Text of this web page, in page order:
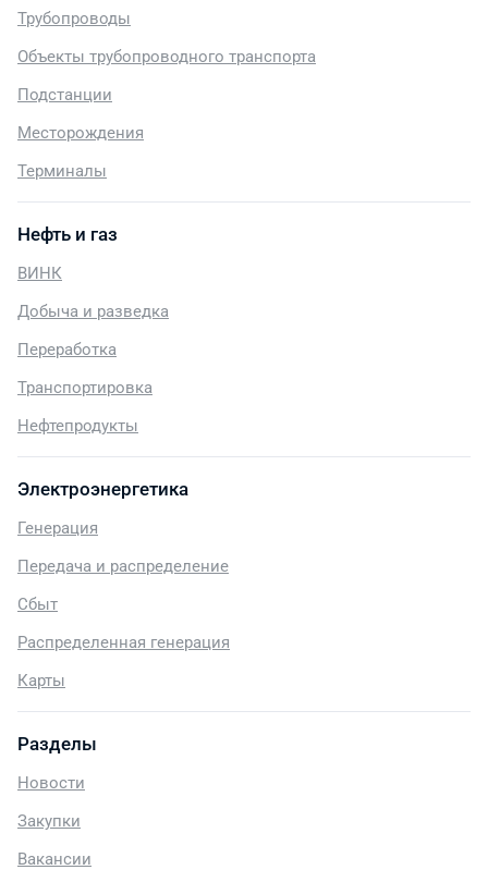
Трубопроводы
Объекты трубопроводного транспорта
Подстанции
Месторождения
Терминалы
Нефть и газ
ВИНК
Добыча и разведка
Переработка
Транспортировка
Нефтепродукты
Электроэнергетика
Генерация
Передача и распределение
Сбыт
Распределенная генерация
Карты
Разделы
Новости
Закупки
Вакансии